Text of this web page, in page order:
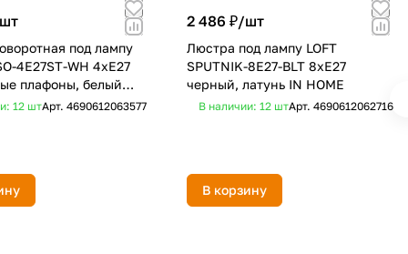
под лампу
4E27ST-WH 4хЕ27
плафоны, белый
12 штАрт. 4690612063577
2 486 ₽/шт
Люстра под лампу LOFT
SPUTNIK-8E27-BLT 8хЕ27
черный, латунь IN HOME
В наличии: 12 штАрт. 4690612062716
В корзину